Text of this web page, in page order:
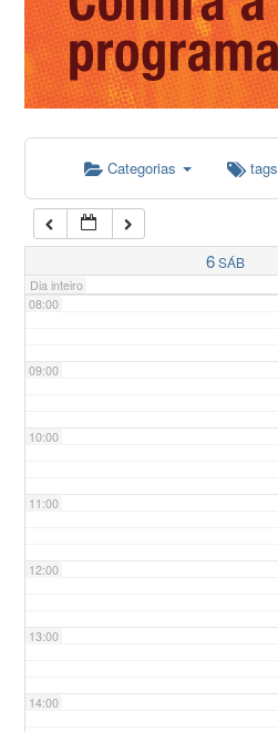
Categorias tags
6SÁB
Dia inteiro
04:00
05:00
07:00
08:00
09:00
10:00
11:00
12:00
13:00
14:00